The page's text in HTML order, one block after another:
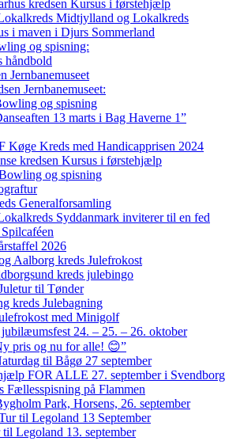
kredsen Kursus i førstehjælp
Midtjylland og Lokalkreds
i maven i Djurs Sommerland
og spisning:
håndbold
Jernbanemuseet
Jernbanemuseet:
og spisning
13 marts i Bag Haverne 1”
Kreds med Handicapprisen 2024
kredsen Kursus i førstehjælp
og spisning
Generalforsamling
Syddanmark inviterer til en fed
2026
Aalborg kreds Julefrokost
kreds julebingo
til Tønder
kreds Julebagning
med Minigolf
24. – 25. – 26. oktober
pris og nu for alle! 😊”
til Bågø 27 september
FOR ALLE 27. september i Svendborg
Fællesspisning på Flammen
Park, Horsens, 26. september
til Legoland 13 September
Legoland 13. september